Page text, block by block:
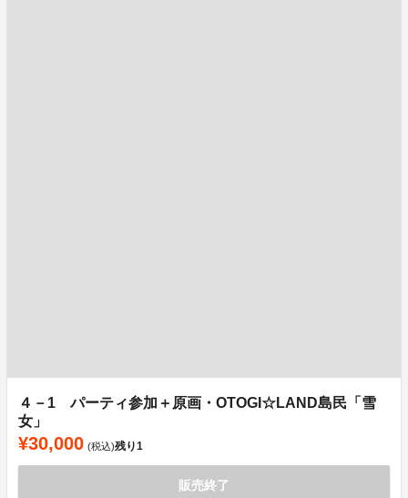
４－1 パーティ参加＋原画・OTOGI☆LAND島民「雪
女」
¥30,000 (税込)残り1
販売終了